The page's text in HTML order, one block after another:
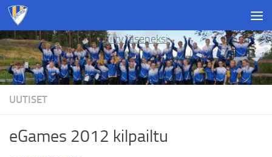
Skip to content
Liity jäseneksi
UUTISET
eGames 2012 kilpailtu